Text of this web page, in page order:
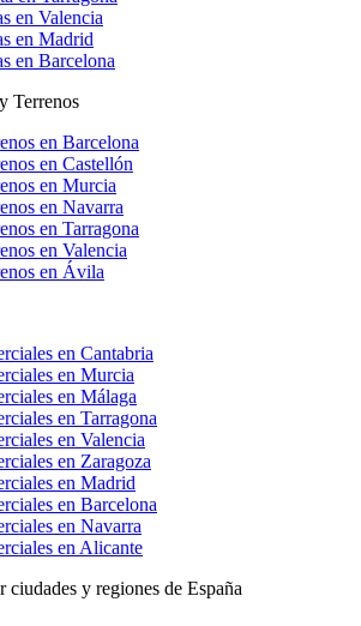
en Valencia
en Madrid
en Barcelona
Terrenos
en Barcelona
en Castellón
en Murcia
en Navarra
en Tarragona
en Valencia
en Ávila
en Cantabria
en Murcia
en Málaga
en Tarragona
en Valencia
en Zaragoza
en Madrid
en Barcelona
en Navarra
en Alicante
ciudades y regiones de España